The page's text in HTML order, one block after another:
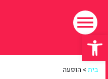
פתח סרגל נגישות
בית>הופעה